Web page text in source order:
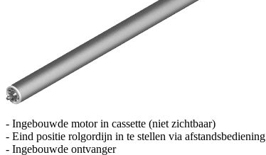
- Ingebouwde motor in cassette (niet zichtbaar)
- Eind positie rolgordijn in te stellen via afstandsbediening
- Ingebouwde ontvanger